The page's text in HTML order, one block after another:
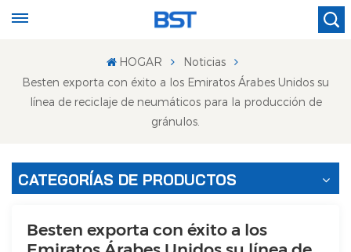
HOGAR
Noticias
Besten exporta con éxito a los Emiratos Árabes Unidos su
línea de reciclaje de neumáticos para la producción de
gránulos.
CATEGORÍAS DE PRODUCTOS
Besten exporta con éxito a los